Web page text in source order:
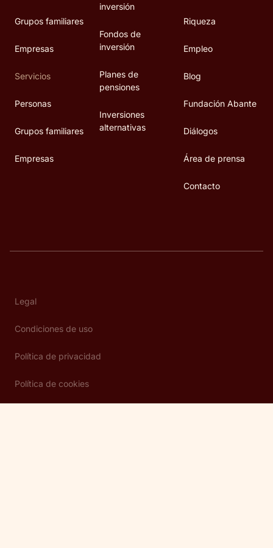
Grupos familiares
Empresas
Servicios
Personas
Grupos familiares
Empresas
inversión
Fondos de
inversión
Planes de
pensiones
Inversiones
alternativas
Riqueza
Empleo
Blog
Fundación Abante
Diálogos
Área de prensa
Contacto
Legal
Condiciones de uso
Política de privacidad
Política de cookies